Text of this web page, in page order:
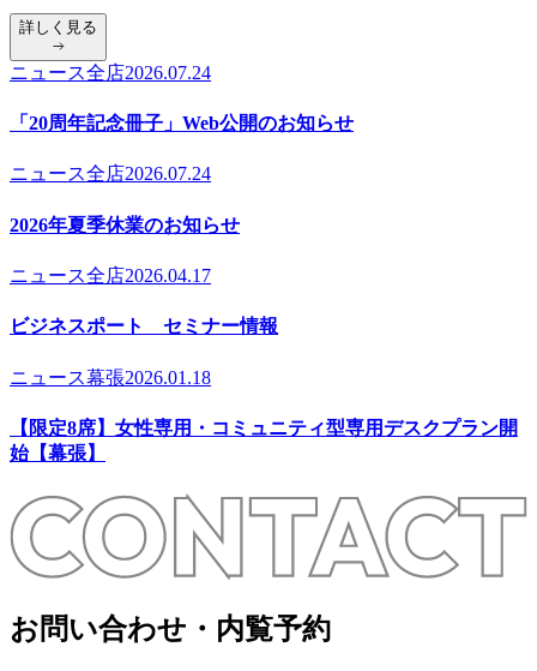
詳しく見る
ニュース全店2026.07.24
「20周年記念冊子」Web公開のお知らせ
ニュース全店2026.07.24
2026年夏季休業のお知らせ
ニュース全店2026.04.17
ビジネスポート セミナー情報
ニュース幕張2026.01.18
【限定8席】女性専用・コミュニティ型専用デスクプラン開
始【幕張】
お問い合わせ・内覧予約